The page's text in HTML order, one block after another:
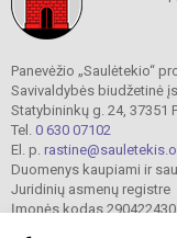
Panevėžio „Saulėtekio“
Savivaldybės biudžetinė
Statybininkų g. 24, 37351
Tel. 0 630 07102
El. p.
Duomenys kaupiami ir
Juridinių asmenų registre
Įmonės kodas 290422430